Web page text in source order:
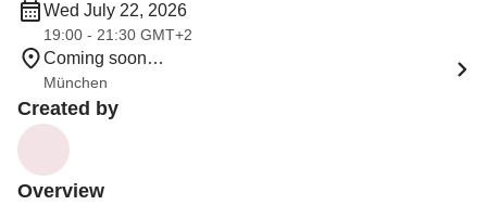
Wed July 22, 2026
19:00 - 21:30 GMT+2
Coming soon…
München
Created by
Overview